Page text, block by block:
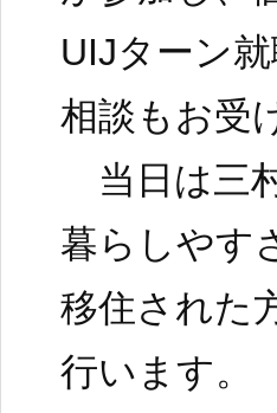
UIJターン
相談もお受
当日は三
暮らしやす
移住された
行います。